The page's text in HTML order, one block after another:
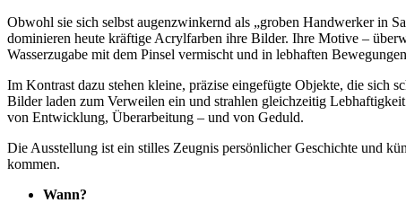
Obwohl sie sich selbst augenzwinkernd als „groben Handwerker in
dominieren heute kräftige Acrylfarben ihre Bilder. Ihre Motive –
Wasserzugabe mit dem Pinsel vermischt und in lebhaften
Im Kontrast dazu stehen kleine, präzise eingefügte Objekte, die sich
Bilder laden zum Verweilen ein und strahlen gleichzeitig
von Entwicklung, Überarbeitung – und von Geduld.
Die Ausstellung ist ein stilles Zeugnis persönlicher Geschichte und
kommen.
Wann?